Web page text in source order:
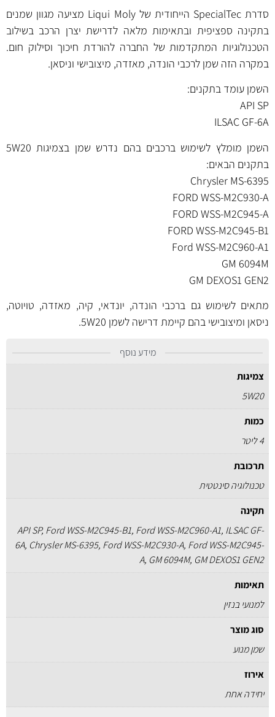
סדרת SpecialTec הייחודית של Liqui Moly מציעה מגוון שמנים
בתקינה ספציפית ובתאימות מלאה לדרישת יצרן הרכב בשילוב
הטכנולוגיות המתקדמות של החברה להורדת חיכוך וסילוק חום.
במקרה הזה שמן לרכבי הונדה, מאזדה, מיצובישי וניסאן.
השמן עומד בתקנים:
API SP
ILSAC GF-6A
השמן מומלץ לשימוש ברכבים בהם נדרש שמן בצמיגות 5W20
בתקנים הבאים:
Chrysler MS-6395
FORD WSS-M2C930-A
FORD WSS-M2C945-A
FORD WSS-M2C945-B1
Ford WSS-M2C960-A1
GM 6094M
GM DEXOS1 GEN2
מתאים לשימוש גם ברכבי הונדה, יונדאי, קיה, מאזדה, טויוטה,
ניסאן ומיצובישי בהם קיימת דרישה לשמן 5W20.
מידע נוסף
צמיגות
5W20
כמות
4 ליטר
תרכובת
טכנולוגיה סינטטית
תקינה
API SP, Ford WSS-M2C945-B1, Ford WSS-M2C960-A1, ILSAC GF-
6A, Chrysler MS-6395, Ford WSS-M2C930-A, Ford WSS-M2C945-
A, GM 6094M, GM DEXOS1 GEN2
תאימות
למנועי בנזין
סוג מוצר
שמן מנוע
אירוז
יחידה אחת